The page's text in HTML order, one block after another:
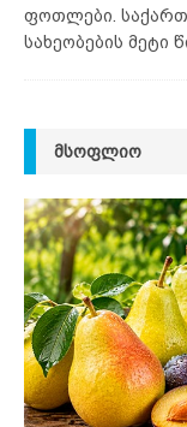
ფოთლები.
სახეობების მეტი
ᲛᲡᲝᲤᲚᲘᲝ